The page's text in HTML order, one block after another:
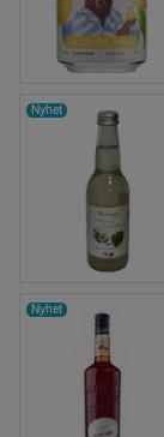
Nyhet
Nyhet